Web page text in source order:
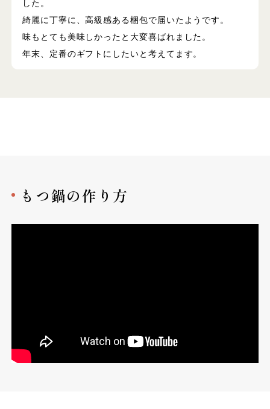
した。
綺麗に丁寧に、高級感ある梱包で届いたようです。
味もとても美味しかったと大変喜ばれました。
年末、定番のギフトにしたいと考えてます。
もつ鍋の作り方